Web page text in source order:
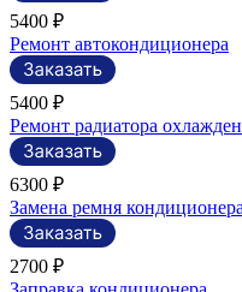
5400 ₽
Ремонт автокондиционера
5400 ₽
Ремонт радиатора
6300 ₽
Замена ремня кондиционера
2700 ₽